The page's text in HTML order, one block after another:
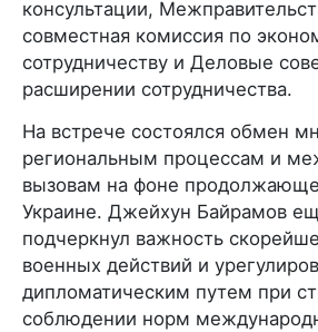
консультации,
совместная комиссия по
сотрудничеству и Деловые
расширении сотрудничества.
На встрече состоялся обмен
региональным процессам и
вызовам на фоне
Украине. Джейхун Байрамов
подчеркнул важность
военных действий и
дипломатическим путем при
соблюдении норм